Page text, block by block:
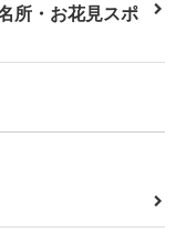
所・お花見スポ